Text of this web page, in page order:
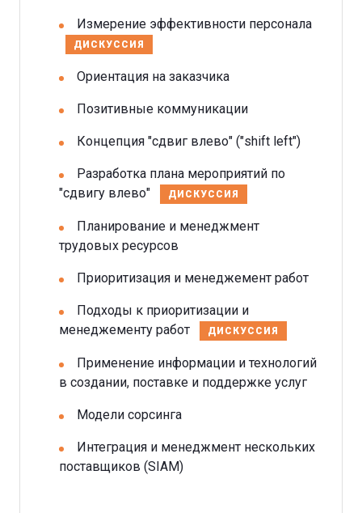
Измерение эффективности персонала
ДИСКУССИЯ
Ориентация на заказчика
Позитивные коммуникации
Концепция "сдвиг влево" ("shift left")
Разработка плана мероприятий по
"сдвигу влево"
ДИСКУССИЯ
Планирование и менеджмент
трудовых ресурсов
Приоритизация и менеджемент работ
Подходы к приоритизации и
менеджементу работ
ДИСКУССИЯ
Применение информации и технологий
в создании, поставке и поддержке услуг
Модели сорсинга
Интеграция и менеджмент нескольких
поставщиков (SIAM)